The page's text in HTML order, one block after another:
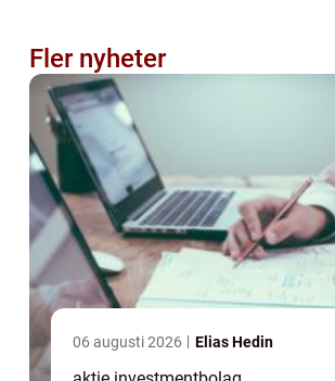
Fler nyheter
06 augusti 2026 Elias Hedin